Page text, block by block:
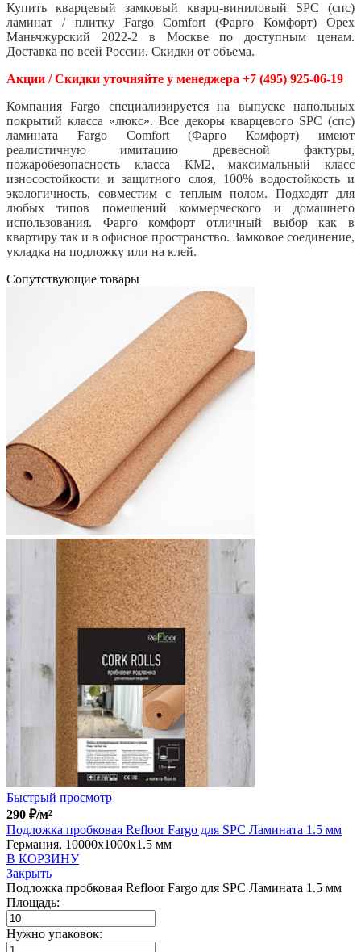
Купить кварцевый замковый кварц-виниловый SPC (спс)
ламинат / плитку Fargo Comfort (Фарго Комфорт) Орех
Маньчжурский 2022-2 в Москве по доступным ценам.
Доставка по всей России. Скидки от объема.
Акции / Скидки уточняйте у менеджера +7 (495) 925-06-19
Компания Fargo специализируется на выпуске напольных
покрытий класса «люкс». Все декоры кварцевого SPC (спс)
ламината Fargo Comfort (Фарго Комфорт) имеют
реалистичную имитацию древесной фактуры,
пожаробезопасность класса КМ2, максимальный класс
износостойкости и защитного слоя, 100% водостойкость и
экологичность, совместим с теплым полом. Подходят для
любых типов помещений коммерческого и домашнего
использования. Фарго комфорт отличный выбор как в
квартиру так и в офисное пространство. Замковое соединение,
укладка на подложку или на клей.
Cопутствующие товары
Быстрый просмотр
290 ₽/м²
Подложка пробковая Refloor Fargo для SPC Ламината 1.5 мм
Германия, 10000x1000x1.5 мм
В КОРЗИНУ
Закрыть
Подложка пробковая Refloor Fargo для SPC Ламината 1.5 мм
Площадь:
Нужно упаковок: